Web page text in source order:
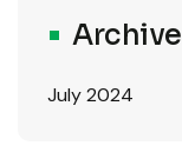
July 2024